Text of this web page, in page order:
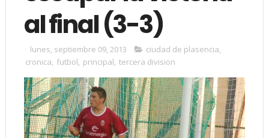
al final (3-3)
lunes, septiembre 09, 2013 ciudad de plasencia,
cronica, futbol, principal, tercera division